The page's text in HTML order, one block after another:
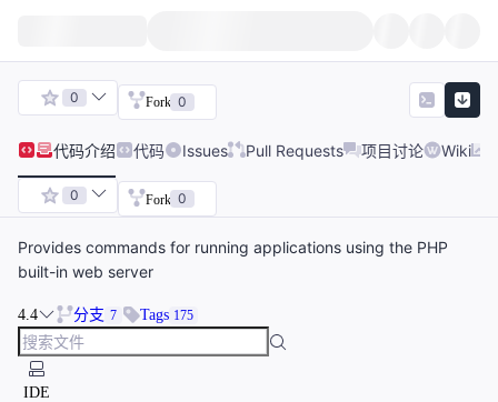
0 Fork 0
代码介绍 代码 Issues Pull Requests 项目讨论 Wiki
0 Fork 0
Provides commands for running applications using the PHP
built-in web server
4.4 分支 7 Tags 175
IDE